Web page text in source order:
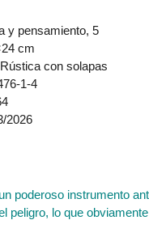
y pensamiento, 5
cm
Rústica con solapas
1-4
2026
poderoso instrumento
peligro, lo que